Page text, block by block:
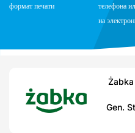
формат печати
телефона
на
Gen.